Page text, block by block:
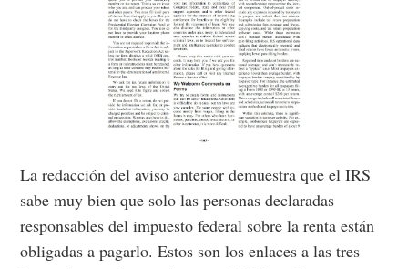
La redacción del aviso anterior demuestra que el IRS
sabe muy bien que solo las personas declaradas
responsables del impuesto federal sobre la renta están
obligadas a pagarlo. Estos son los enlaces a las tres